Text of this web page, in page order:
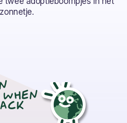
zonnetje.